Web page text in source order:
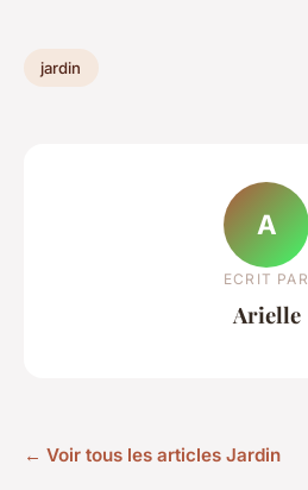
jardin
A
ECRIT PAR
Arielle
← Voir tous les articles Jardin